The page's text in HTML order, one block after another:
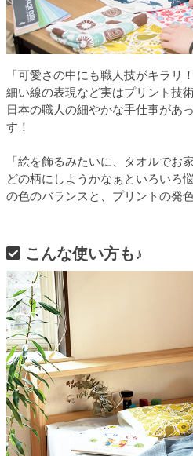
「可愛さの中にも職人技がキラリ！
細い線の表現など実はプリント技
日本の職人の細やかな手仕事があ
す！
「絵を飾るみたいに、タオルでお
どの柄にしようかなぁといろいろ
の色のバランスと、プリントの発
こんな使い方も♪